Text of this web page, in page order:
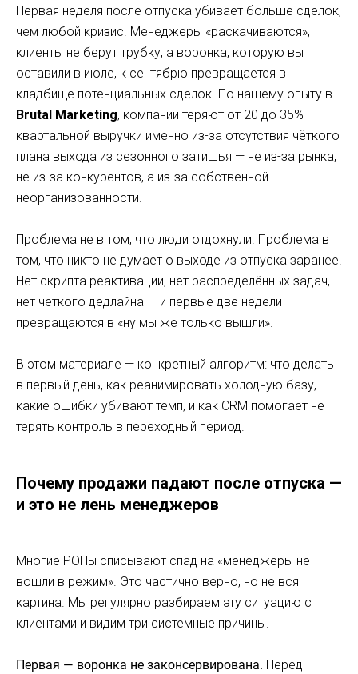
Первая неделя после отпуска убивает больше сделок,
чем любой кризис. Менеджеры «раскачиваются»,
клиенты не берут трубку, а воронка, которую вы
оставили в июле, к сентябрю превращается в
кладбище потенциальных сделок. По нашему опыту в
Brutal Marketing, компании теряют от 20 до 35%
квартальной выручки именно из-за отсутствия чёткого
плана выхода из сезонного затишья — не из-за рынка,
не из-за конкурентов, а из-за собственной
неорганизованности.
Проблема не в том, что люди отдохнули. Проблема в
том, что никто не думает о выходе из отпуска заранее.
Нет скрипта реактивации, нет распределённых задач,
нет чёткого дедлайна — и первые две недели
превращаются в «ну мы же только вышли».
В этом материале — конкретный алгоритм: что делать
в первый день, как реанимировать холодную базу,
какие ошибки убивают темп, и как CRM помогает не
терять контроль в переходный период.
Почему продажи падают после отпуска —
и это не лень менеджеров
Многие РОПы списывают спад на «менеджеры не
вошли в режим». Это частично верно, но не вся
картина. Мы регулярно разбираем эту ситуацию с
клиентами и видим три системные причины.
Первая — воронка не законсервирована. Перед